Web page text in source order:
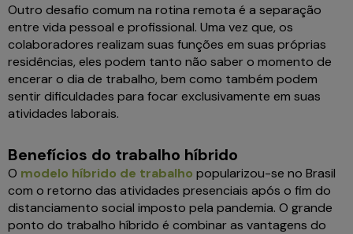
Outro desafio comum na rotina remota é a separação
entre vida pessoal e profissional. Uma vez que, os
colaboradores realizam suas funções em suas próprias
residências, eles podem tanto não saber o momento de
encerar o dia de trabalho, bem como também podem
sentir dificuldades para focar exclusivamente em suas
atividades laborais.
Benefícios do trabalho híbrido
O modelo híbrido de trabalho popularizou-se no Brasil
com o retorno das atividades presenciais após o fim do
distanciamento social imposto pela pandemia. O grande
ponto do trabalho híbrido é combinar as vantagens do